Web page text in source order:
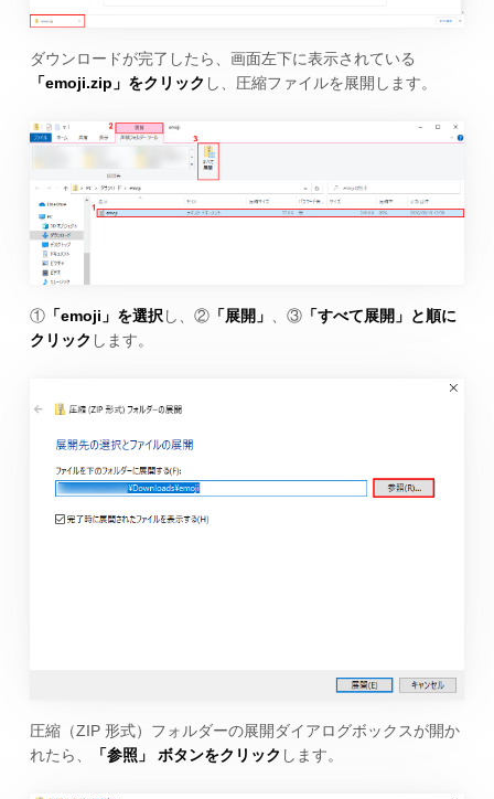
ダウンロードが完了したら、画面左下に表示されている
「emoji.zip」をクリック し、圧縮ファイルを展開します。
①「emoji」を選択 し、②「展開」 、③「すべて展開」と順に
クリック します。
圧縮（ZIP 形式）フォルダーの展開ダイアログボックスが開か
れたら、
「参照」 ボタンをクリック します。